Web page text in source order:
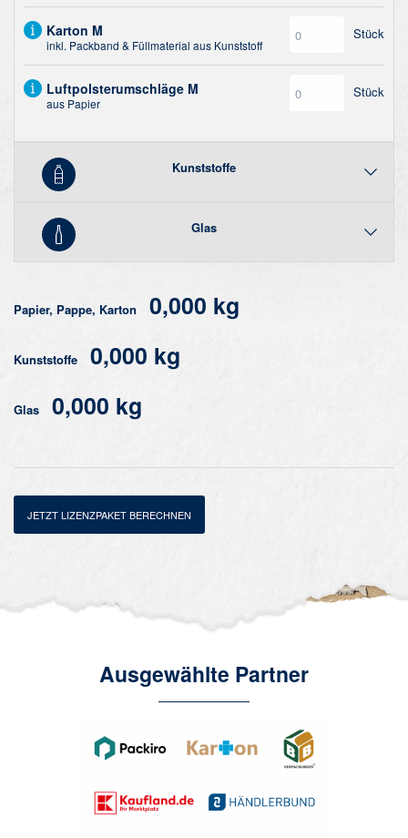
Karton M
inkl. Packband & Füllmaterial aus Kunststoff
Stück
Luftpolsterumschläge M
aus Papier
Stück
Kunststoffe
Glas
Papier, Pappe, Karton 0,000 kg
Kunststoffe 0,000 kg
Glas 0,000 kg
JETZT LIZENZPAKET BERECHNEN
Ausgewählte Partner